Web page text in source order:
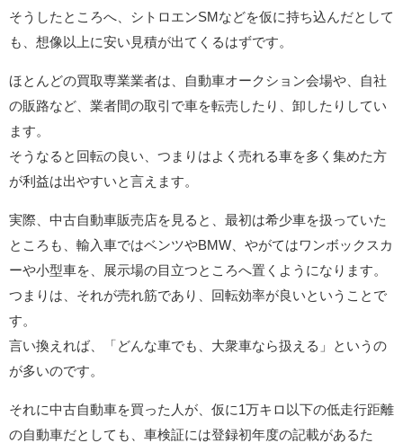
そうしたところへ、シトロエンSMなどを仮に持ち込んだとして
も、想像以上に安い見積が出てくるはずです。
ほとんどの買取専業業者は、自動車オークション会場や、自社
の販路など、業者間の取引で車を転売したり、卸したりしてい
ます。
そうなると回転の良い、つまりはよく売れる車を多く集めた方
が利益は出やすいと言えます。
実際、中古自動車販売店を見ると、最初は希少車を扱っていた
ところも、輸入車ではベンツやBMW、やがてはワンボックスカ
ーや小型車を、展示場の目立つところへ置くようになります。
つまりは、それが売れ筋であり、回転効率が良いということで
す。
言い換えれば、「どんな車でも、大衆車なら扱える」というの
が多いのです。
それに中古自動車を買った人が、仮に1万キロ以下の低走行距離
の自動車だとしても、車検証には登録初年度の記載があるた